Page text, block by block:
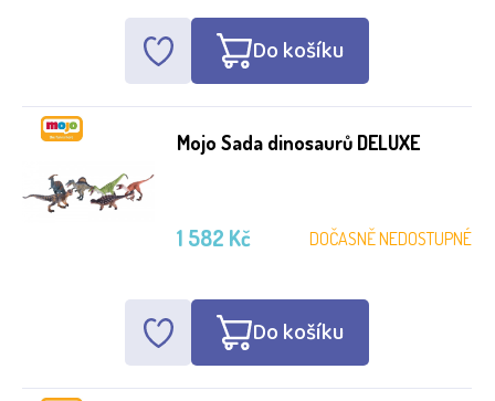
Do košíku
Mojo Sada dinosaurů DELUXE
DOČASNĚ NEDOSTUPNÉ
1 582 Kč
Do košíku